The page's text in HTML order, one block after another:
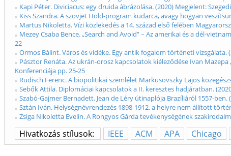
Kapi Péter. Diviciacus: egy druida ábrázolása. (2020) Megjelent:
Kiss Szandra. A szovjet Hold-program kudarca, avagy hogyan
Martus Nikoletta. Vízi közlekedés a 14. század első felében
Mezey Csaba Bence. „Search and Avoid” – Az amerikai és a dél-
22
Ormos Bálint. Város és vidéke. Egy antik fogalom történeti
Pásztor Renáta. Az ukrán-orosz kapcsolatok kiéleződése Ivan
Konferenciája pp. 25-25
Rudisch Ferenc. A biopolitikai szemlélet Markusovszky Lajos
Sebők Attila. Diplomáciai kapcsolatok a II. keresztes hadjáratban.
Szabó-Gajmer Bernadett. Jean de Léry útinaplója Brazíliáról 1557-
Sztán Iván. Helységnévrendezés 1898-1912, a helyre nem állított
Zsiga Nikoletta Evelin. A Rongyos Gárda tevékenységének
Hivatkozás stílusok: IEEE ACM APA Chicago